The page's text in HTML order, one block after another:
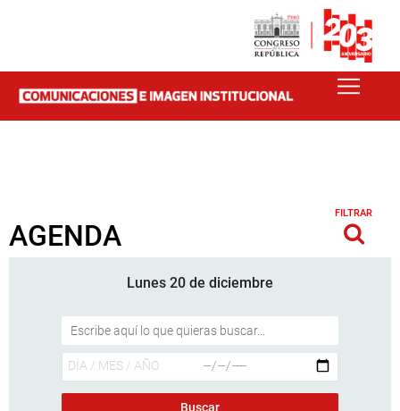
AGENDA
FILTRAR
Lunes 20 de diciembre